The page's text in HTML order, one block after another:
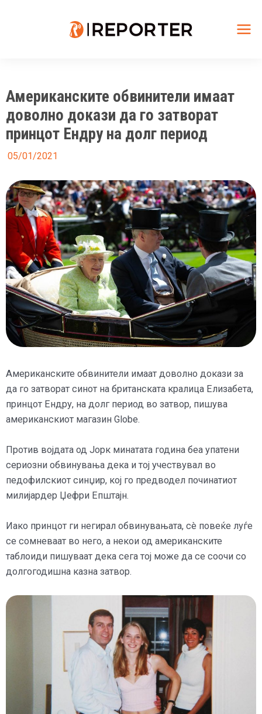
Американските обвинители имаат
доволно докази да го затворат
принцот Ендру на долг период
05/01/2021
Американските обвинители имаат доволно докази за
да го затворат синот на британската кралица Елизабета,
принцот Ендру, на долг период во затвор, пишува
американскиот магазин Globe.
Против војдата од Јорк минатата година беа упатени
сериозни обвинувања дека и тој учествувал во
педофилскиот синџир, кој го предводел починатиот
милијардер Џефри Епштајн.
Иако принцот ги негирал обвинувањата, сè повеќе луѓе
се сомневаат во него, а некои од американските
таблоиди пишуваат дека сега тој може да се соочи со
долгогодишна казна затвор.